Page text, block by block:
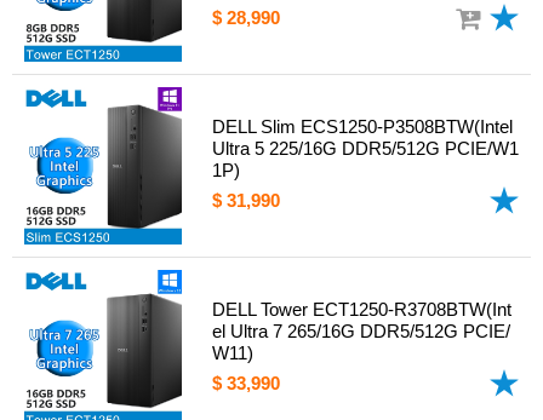
$ 28,990
DELL Slim ECS1250-P3508BTW(Intel
Ultra 5 225/16G DDR5/512G PCIE/W1
1P)
$ 31,990
DELL Tower ECT1250-R3708BTW(Int
el Ultra 7 265/16G DDR5/512G PCIE/
W11)
$ 33,990